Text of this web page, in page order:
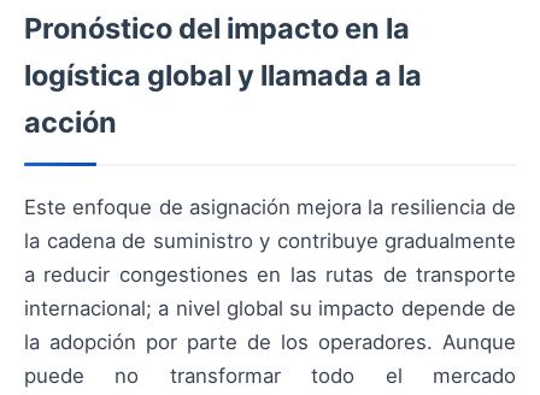
Pronóstico del impacto en la
logística global y llamada a la
acción
Este enfoque de asignación mejora la resiliencia de
la cadena de suministro y contribuye gradualmente
a reducir congestiones en las rutas de transporte
internacional; a nivel global su impacto depende de
la adopción por parte de los operadores. Aunque
puede no transformar todo el mercado